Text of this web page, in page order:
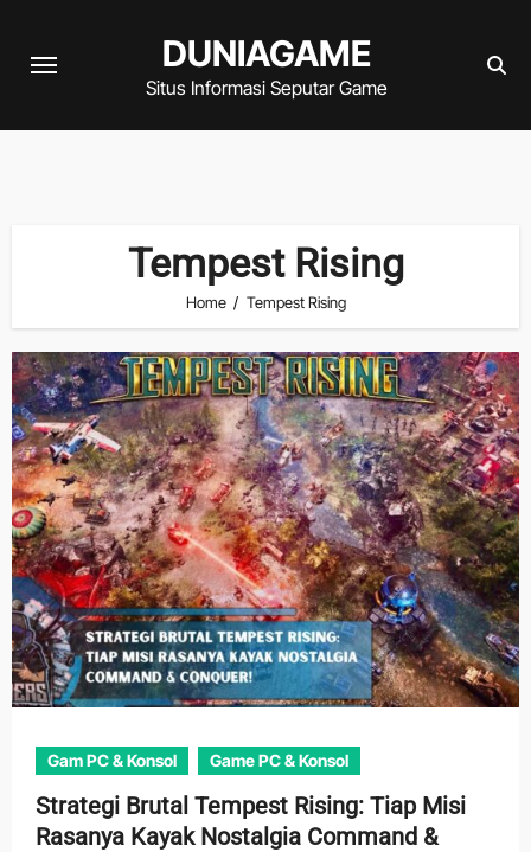
DUNIAGAME
Situs Informasi Seputar Game
Tempest Rising
Home Tempest Rising
Gam PC & Konsol Game PC & Konsol
Strategi Brutal Tempest Rising: Tiap Misi
Rasanya Kayak Nostalgia Command &